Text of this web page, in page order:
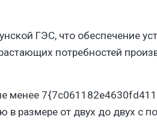
ГЭС, что обеспечение
потребностей
менее
в размере от двух до двух с